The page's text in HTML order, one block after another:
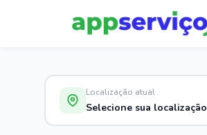
Localização atual
Selecione sua localização